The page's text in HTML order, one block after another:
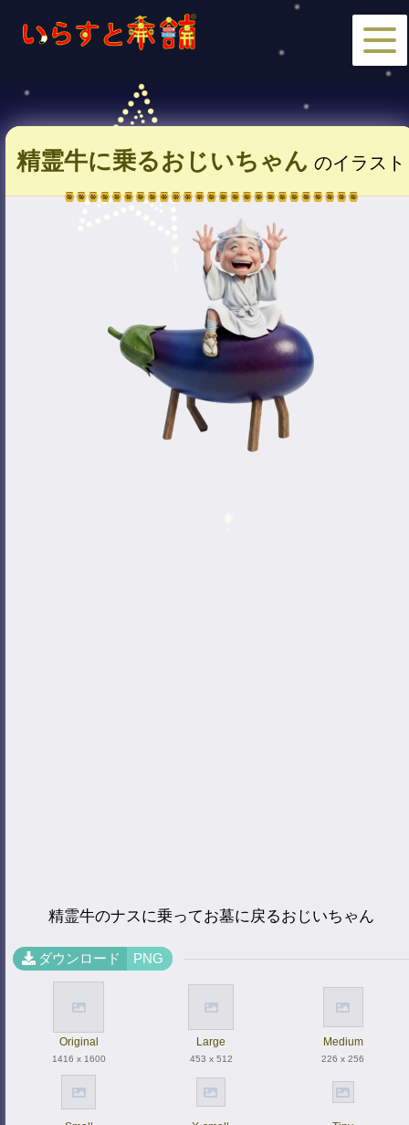
精霊牛に乗るおじいちゃん のイラスト
精霊牛のナスに乗ってお墓に戻るおじいちゃん
ダウンロード PNG
Original
1416 x 1600
Large
453 x 512
Medium
226 x 256